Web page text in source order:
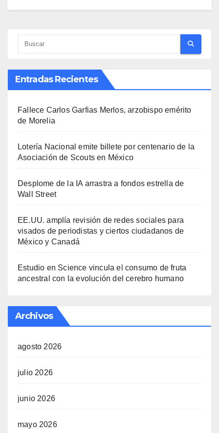
Entradas Recientes
Fallece Carlos Garfias Merlos, arzobispo emérito
de Morelia
Lotería Nacional emite billete por centenario de la
Asociación de Scouts en México
Desplome de la IA arrastra a fondos estrella de
Wall Street
EE.UU. amplía revisión de redes sociales para
visados de periodistas y ciertos ciudadanos de
México y Canadá
Estudio en Science vincula el consumo de fruta
ancestral con la evolución del cerebro humano
Archivos
agosto 2026
julio 2026
junio 2026
mayo 2026